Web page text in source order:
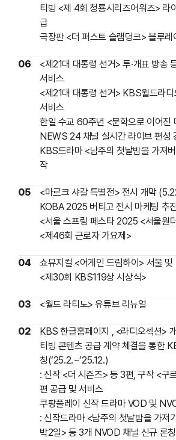
티빙 <제 4회 청룡시리즈어워즈> 라
급
극장판 <더 퍼스트 슬램덩크> 블루레
06
<제21대 대통령 선거> 투·개표 방송
서비스
<제21대 대통령 선거> KBS월드라디
서비스
한일 수교 60주년 <문학으로 이어진
NEWS 24 채널 실시간 라이브 편성
KBS드라마 <남주의 첫날밤을 가져
작
05
<마르크 샤갈 특별전> 전시 개막
KOBA 2025 버티고 전시 마케팅 추
<서울 스프링 페스타 2025 <서울원
<제46회 근로자 가요제>
04
쇼뮤지컬 <어게인 드림하이> 서울 및
<제30회 KBS119상 시상식>
03 <월드 라티노> 유튜브 리뉴얼
02 KBS 한글홈페이지 , <라디오섹션>
티빙 콘텐츠 공급 계약 체결을 통한
칭(‘25.2.~’25.12.)
: 신작 <더 시즌즈> 등 3편, 구작 <구
편 공급 및 서비스
쿠팡플레이 신작 드라마 VOD 및
: 신작드라마 <남주의 첫날밤을 가져
박2일> 등 3개 NVOD 채널 신규 론칭